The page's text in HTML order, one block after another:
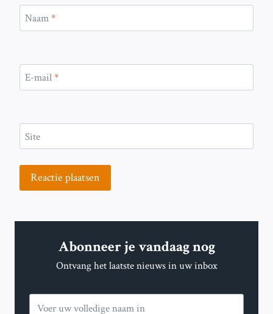
Naam*
E-mail*
Site
Abonneer je vandaag nog
Ontvang het laatste nieuws in uw inbox